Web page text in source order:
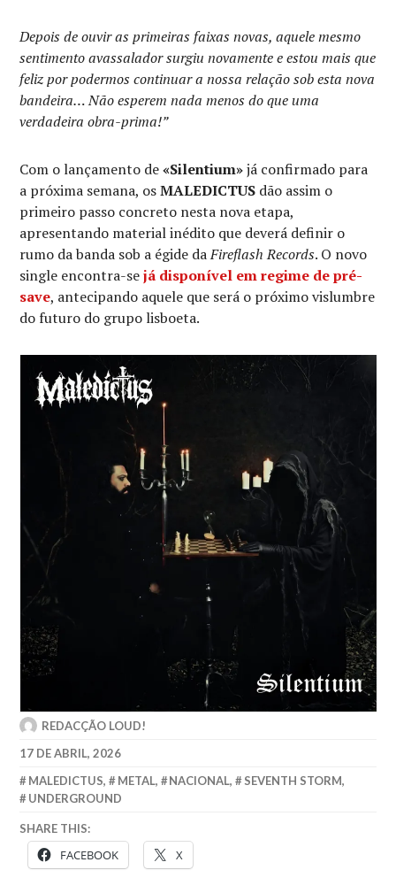
Depois de ouvir as primeiras faixas novas, aquele mesmo
sentimento avassalador surgiu novamente e estou mais que
feliz por podermos continuar a nossa relação sob esta nova
bandeira… Não esperem nada menos do que uma
verdadeira obra-prima!”
Com o lançamento de«Silentium»já confirmado para
a próxima semana, osMALEDICTUS dão assim o
primeiro passo concreto nesta nova etapa,
apresentando material inédito que deverá definir o
rumo da banda sob a égide daFireflash Records. O novo
single encontra-sejá disponível em regime de pré-
save, antecipando aquele que será o próximo vislumbre
do futuro do grupo lisboeta.
REDACÇÃO LOUD!
17 DE ABRIL, 2026
MALEDICTUS, METAL, NACIONAL, SEVENTH STORM,
UNDERGROUND
SHARE THIS:
FACEBOOK X